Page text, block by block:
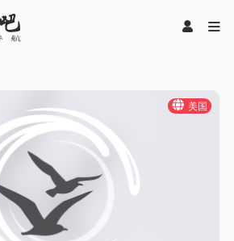
美国